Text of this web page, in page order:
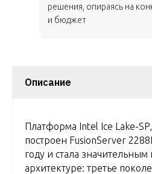
решения, опираясь на
и бюджет
Платформа Intel Ice Lake-
построен FusionServer
году и стала
архитектуре: третье